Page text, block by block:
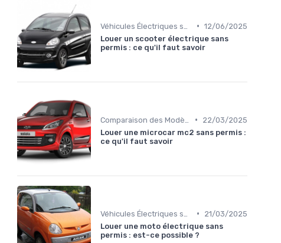
• 12/06/2025
Louer un scooter électrique sans
permis : ce qu'il faut savoir
•
22/03/2025
Louer une microcar mc2 sans permis :
ce qu'il faut savoir
•
21/03/2025
Louer une moto électrique sans
permis : est-ce possible ?